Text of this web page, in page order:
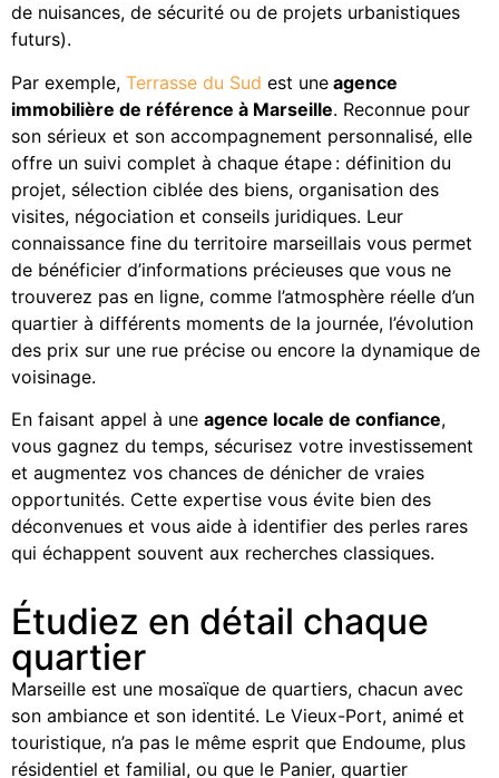
de nuisances, de sécurité ou de projets urbanistiques
futurs).
Par exemple, Terrasse du Sud est une agence
immobilière de référence à Marseille. Reconnue pour
son sérieux et son accompagnement personnalisé, elle
offre un suivi complet à chaque étape : définition du
projet, sélection ciblée des biens, organisation des
visites, négociation et conseils juridiques. Leur
connaissance fine du territoire marseillais vous permet
de bénéficier d’informations précieuses que vous ne
trouverez pas en ligne, comme l’atmosphère réelle d’un
quartier à différents moments de la journée, l’évolution
des prix sur une rue précise ou encore la dynamique de
voisinage.
En faisant appel à une agence locale de confiance,
vous gagnez du temps, sécurisez votre investissement
et augmentez vos chances de dénicher de vraies
opportunités. Cette expertise vous évite bien des
déconvenues et vous aide à identifier des perles rares
qui échappent souvent aux recherches classiques.
Étudiez en détail chaque
quartier
Marseille est une mosaïque de quartiers, chacun avec
son ambiance et son identité. Le Vieux-Port, animé et
touristique, n’a pas le même esprit que Endoume, plus
résidentiel et familial, ou que le Panier, quartier